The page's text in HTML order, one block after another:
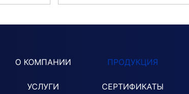
О КОМПАНИИ ПРОДУКЦИЯ
УСЛУГИ СЕРТИФИКАТЫ